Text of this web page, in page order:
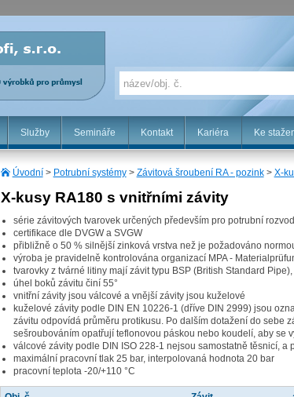
Služby Semináře Kontakt Kariéra Ke
Úvodní> Potrubní systémy> Závitová šroubení RA - pozink> X-
X-kusy RA180 s vnitřními závity
série závitových tvarovek určených především pro potrubní
certifikace dle DVGW a SVGW
přibližně o 50 % silnější zinková vrstva než je požadováno
výroba je pravidelně kontrolována organizací MPA -
tvarovky z tvárné litiny mají závit typu BSP (British Standard
úhel boků závitu činí 55°
vnitřní závity jsou válcové a vnější závity jsou kuželové
kuželové závity podle DIN EN 10226-1 (dříve DIN 2999) jsou
závitu odpovídá průměru protikusu. Po dalším dotažení do sebe
sešroubováním opatřují teflonovou páskou nebo koudelí, aby se
válcové závity podle DIN ISO 228-1 nejsou samostatně těsnicí,
maximální pracovní tlak 25 bar, interpolovaná hodnota 20 bar
pracovní teplota -20/+110 °C